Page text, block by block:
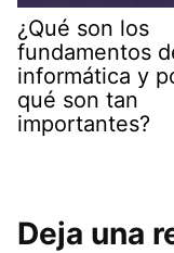
¿Qué son los
fundamentos
informática y
qué son tan
importantes?
Deja una